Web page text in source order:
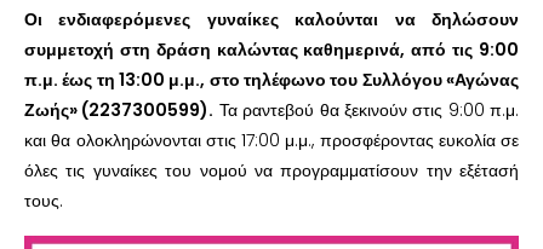
Οι ενδιαφερόμενες γυναίκες καλούνται να δηλώσουν
συμμετοχή στη δράση καλώντας καθημερινά, από τις 9:00
π.μ. έως τη 13:00 μ.μ., στο τηλέφωνο του Συλλόγου «Αγώνας
Ζωής» (2237300599). Τα ραντεβού θα ξεκινούν στις 9:00 π.μ.
και θα ολοκληρώνονται στις 17:00 μ.μ., προσφέροντας ευκολία σε
όλες τις γυναίκες του νομού να προγραμματίσουν την εξέτασή
τους.